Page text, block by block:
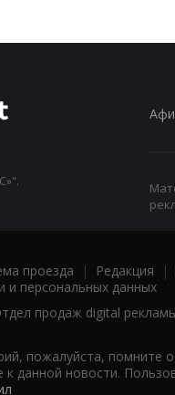
проезда | Редакция |
и персональных данных
продаж digital
пожалуйста, помните
данной новости.